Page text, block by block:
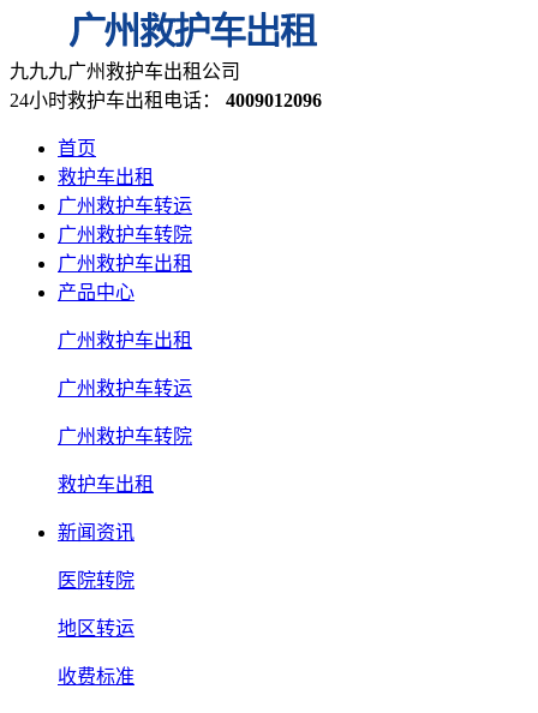
九九九广州救护车出租公司
24小时救护车出租电话：
4009012096
首页
救护车出租
广州救护车转运
广州救护车转院
广州救护车出租
产品中心
广州救护车出租
广州救护车转运
广州救护车转院
救护车出租
新闻资讯
医院转院
地区转运
收费标准